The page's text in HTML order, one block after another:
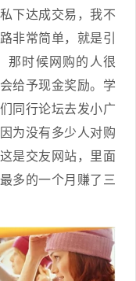
下达成交易，我不
非常简单，就是引
那时候网购的人很
给予现金奖励。学
同行论坛去发小广
为没有多少人对购
是交友网站，里面
多的一个月赚了三